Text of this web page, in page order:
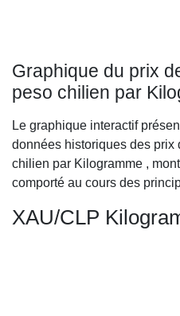
Graphique du prix
peso chilien par
Le graphique interactif
données historiques des prix
chilien par Kilogramme ,
comporté au cours des
XAU/CLP